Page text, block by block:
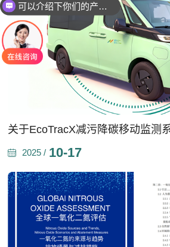
关于EcoTracX减污降碳移动监测
2025 / 10-17